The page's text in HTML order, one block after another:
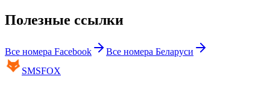
Полезные ссылки
Все номера Facebook Все номера Беларуси
SMSFOX